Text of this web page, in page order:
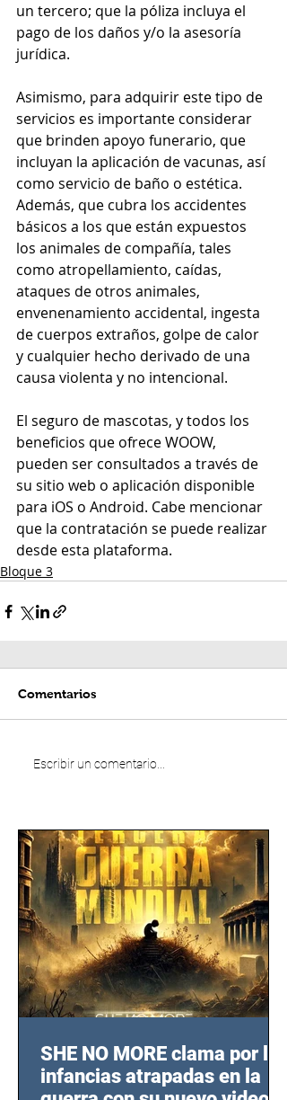
un tercero; que la póliza incluya el
pago de los daños y/o la asesoría
jurídica.
Asimismo, para adquirir este tipo de
servicios es importante considerar
que brinden apoyo funerario, que
incluyan la aplicación de vacunas, así
como servicio de baño o estética.
Además, que cubra los accidentes
básicos a los que están expuestos
los animales de compañía, tales
como atropellamiento, caídas,
ataques de otros animales,
envenenamiento accidental, ingesta
de cuerpos extraños, golpe de calor
y cualquier hecho derivado de una
causa violenta y no intencional.
El seguro de mascotas, y todos los
beneficios que ofrece WOOW,
pueden ser consultados a través de
su sitio web o aplicación disponible
para iOS o Android. Cabe mencionar
que la contratación se puede realizar
desde esta plataforma.
Bloque 3
Comentarios
Escribir un comentario...
SHE NO MORE clama por las
infancias atrapadas en la